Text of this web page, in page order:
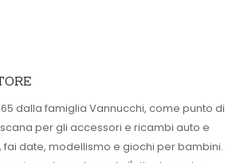
dalla famiglia Vannucchi, come punto di
per gli accessori e ricambi auto e
date, modellismo e giochi per bambini.